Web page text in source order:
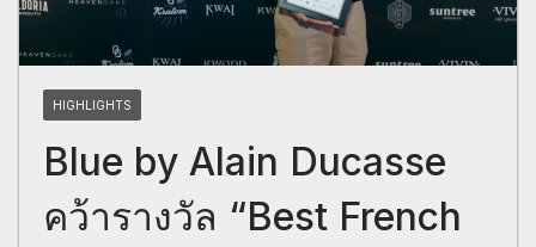
HIGHLIGHTS
Blue by Alain Ducasse
คว้ารางวัล “Best French